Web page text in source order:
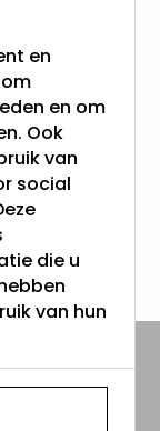
voor
en
en om
Ook
van
social
die u
van hun